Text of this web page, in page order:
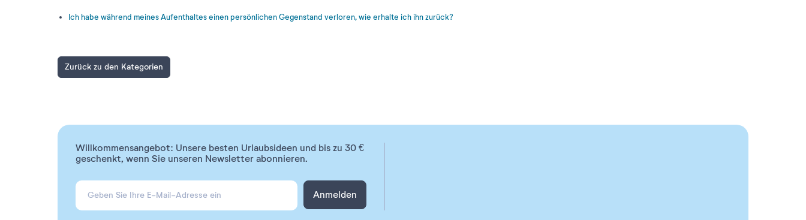
Ich habe während meines Aufenthaltes einen persönlichen Gegenstand verloren, wie erhalte ich ihn zurück?
Zurück zu den Kategorien
Willkommensangebot: Unsere besten Urlaubsideen und bis zu 30 €
geschenkt, wenn Sie unseren Newsletter abonnieren.
Anmelden